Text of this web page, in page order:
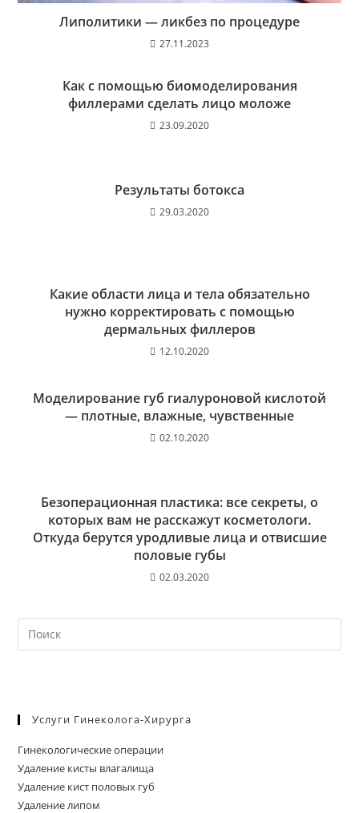
Липолитики — ликбез по процедуре
27.11.2023
Как с помощью биомоделирования
филлерами сделать лицо моложе
23.09.2020
Результаты ботокса
29.03.2020
Какие области лица и тела обязательно
нужно корректировать с помощью
дермальных филлеров
12.10.2020
Моделирование губ гиалуроновой кислотой
— плотные, влажные, чувственные
02.10.2020
Безоперационная пластика: все секреты, о
которых вам не расскажут косметологи.
Откуда берутся уродливые лица и отвисшие
половые губы
02.03.2020
Услуги Гинеколога-Хирурга
Гинекологические операции
Удаление кисты влагалища
Удаление кист половых губ
Удаление липом